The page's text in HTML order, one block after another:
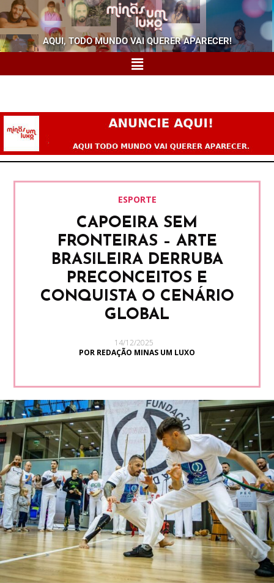
AQUI, TODO MUNDO VAI QUERER APARECER!
ESPORTE
CAPOEIRA SEM
FRONTEIRAS – ARTE
BRASILEIRA DERRUBA
PRECONCEITOS E
CONQUISTA O CENÁRIO
GLOBAL
14/12/2025
POR REDAÇÃO MINAS UM LUXO